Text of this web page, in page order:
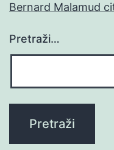
Bernard Malamud
Pretraži…